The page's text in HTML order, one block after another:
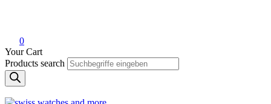
0
Your Cart
Products search